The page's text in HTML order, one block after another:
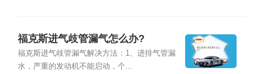
福克斯进气歧管漏气怎么办?
福克斯进气歧管漏气解决方法：1、进排气管漏
水，严重的发动机不能启动，个...